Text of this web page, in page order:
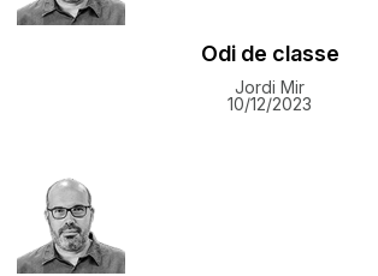
Odi de classe
Jordi Mir
10/12/2023